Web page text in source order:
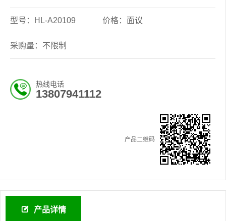
型号：HL-A20109 价格：面议
采购量：不限制
热线电话
13807941112
产品二维码
产品详情